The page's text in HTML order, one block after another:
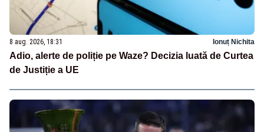
8 aug. 2026, 18:31 Ionuț Nichita
Adio, alerte de poliție pe Waze? Decizia luată de Curtea
de Justiție a UE